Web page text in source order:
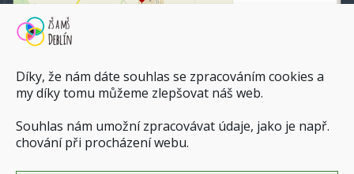
Díky, že nám dáte souhlas se zpracováním cookies a
my díky tomu můžeme zlepšovat náš web.
Souhlas nám umožní zpracovávat údaje, jako je např.
chování při procházení webu.
ZŠ a MŠ Deblín na mapy.cz